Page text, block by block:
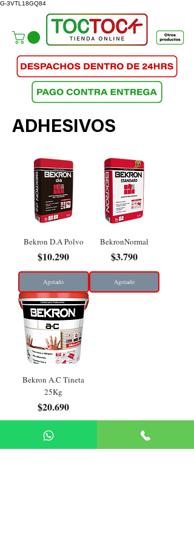
G-3VTL18GQ84
ADHESIVOS
Bekron D.A Polvo
Precio
$10.290
Agotado
BekronNormal
Precio
$3.790
Agotado
Bekron A.C Tineta
25Kg
Precio
$20.690
Agotado